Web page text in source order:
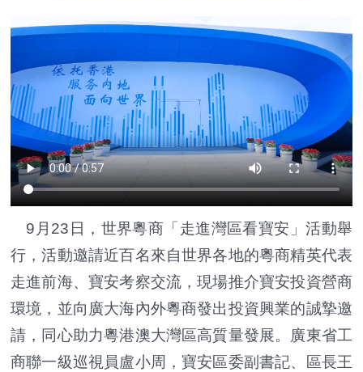
9月23日，世界粵商「走進灣區看寶安」活動舉
行，活動邀請近百名來自世界各地的粵商精英代表
走進前海、寶安考察交流，現場推介寶安投資營商
環境，並向廣大海內外粵商發出投資興業的誠摯邀
請，同心助力粵港澳大灣區高質量發展。廣東省工
商聯一級巡視員盧小周，寶安區委副書記、區長王